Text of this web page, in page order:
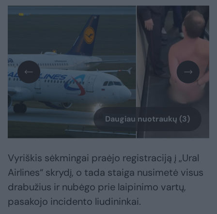
Daugiau nuotraukų (3)
Vyriškis sėkmingai praėjo registraciją į „Ural
Airlines“ skrydį, o tada staiga nusimetė visus
drabužius ir nubėgo prie laipinimo vartų,
pasakojo incidento liudininkai.